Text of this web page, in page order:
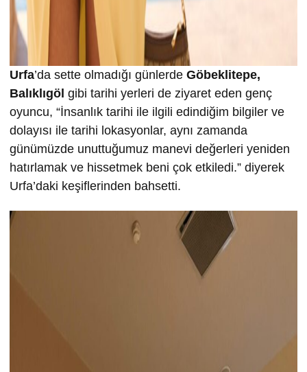
Urfa’da sette olmadığı günlerde Göbeklitepe,
Balıklıgöl gibi tarihi yerleri de ziyaret eden genç
oyuncu, “İnsanlık tarihi ile ilgili edindiğim bilgiler ve
dolayısı ile tarihi lokasyonlar, aynı zamanda
günümüzde unuttuğumuz manevi değerleri yeniden
hatırlamak ve hissetmek beni çok etkiledi.” diyerek
Urfa’daki keşiflerinden bahsetti.